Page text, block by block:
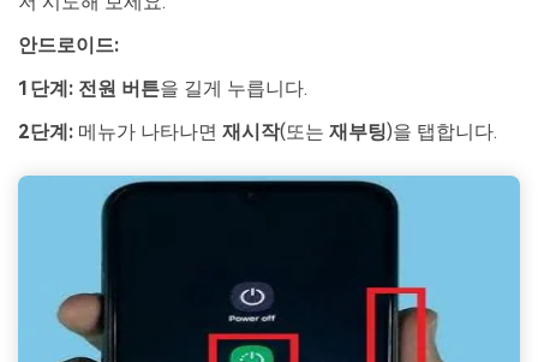
안드로이드:
1단계: 전원 버튼을 길게 누릅니다.
2단계: 메뉴가 나타나면 재시작(또는 재부팅)을 탭합니다.